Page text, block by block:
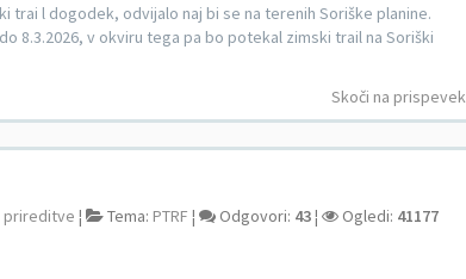
trai l dogodek, odvijalo naj bi se na terenih Soriške planine.
8.3.2026, v okviru tega pa bo potekal zimski trail na Soriški
Skoči na prispevek
prireditve ¦ Tema: PTRF ¦ Odgovori: 43¦ Ogledi: 41177